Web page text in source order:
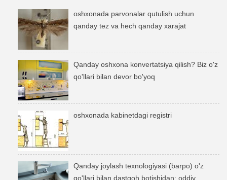
oshxonada parvonalar qutulish uchun
qanday tez va hech qanday xarajat
Qanday oshxona konvertatsiya qilish? Biz o'z
qo'llari bilan devor bo'yoq
oshxonada kabinetdagi registri
Qanday joylash texnologiyasi (barpo) o'z
qo'llari bilan dastgoh botishidan: oddiy